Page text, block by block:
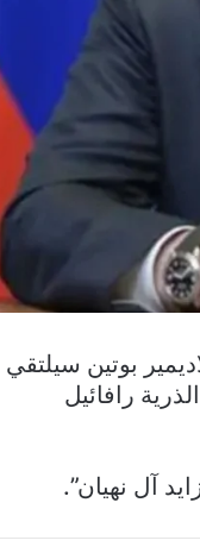
بوتين سيلتقي
رافائيل
آل نهيان”.